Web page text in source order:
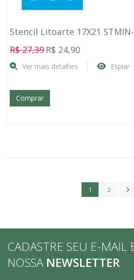
Stencil Litoarte 17X21
R$ 27,39 R$ 24,90
Ver mais detalhes Espiar
Comprar
1 2
CADASTRE SEU E-MAIL
NOSSA NEWSLETTER